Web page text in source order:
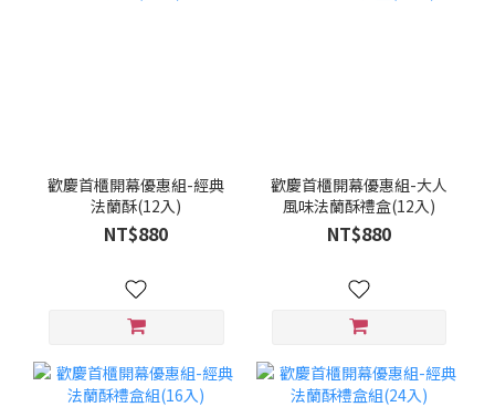
歡慶首櫃開幕優惠組-經典
法蘭酥(12入)
NT$880
歡慶首櫃開幕優惠組-大人
風味法蘭酥禮盒(12入)
NT$880